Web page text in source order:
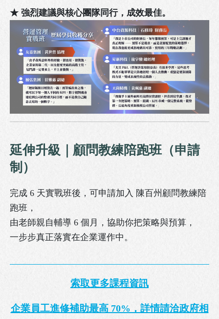
★ 強烈建議與核心團隊同行，成效最佳。
延伸升級｜顧問教練陪跑班（申請
制）
完成 6 天實戰班後，可申請加入 陳百州顧問教練陪
跑班，
由老師親自輔導 6 個月，協助你把策略與預算，
一步步真正落實在企業運作中。
索取更多課程資訊
企業員工進修補助最高 70%，詳情請洽政府相